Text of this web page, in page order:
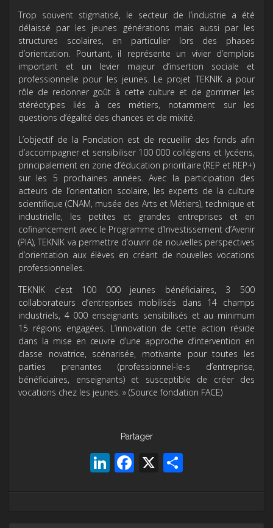
Trop souvent stigmatisé, le secteur de l’industrie a été
délaissé par les jeunes générations mais aussi par les
structures scolaires, en particulier lors des phases
d’orientation. Pourtant, il représente un vivier d’emplois
important et un levier majeur d’insertion sociale et
professionnelle pour les jeunes. Le projet TEKNIK a pour
rôle de redonner goût à cette culture et de gommer les
stéréotypes liés à ces métiers, notamment sur les
questions d’égalité des chances et de mixité.
L’objectif de la Fondation est de recueillir des fonds afin
d’accompagner et sensibiliser 100 000 collégiens et lycéens,
principalement en zone d’éducation prioritaire (REP et REP+)
sur les 5 prochaines années. Avec la participation des
acteurs de l’orientation scolaire, les experts de la culture
scientifique (CNAM, musée des Arts et Métiers), technique et
industrielle, les petites et grandes entreprises et en
cofinancement avec le Programme d’Investissement d’Avenir
(PIA), TEKNIK va permettre d’ouvrir de nouvelles perspectives
d’orientation aux élèves en créant de nouvelles vocations
professionnelles.
TEKNIK c’est 100 000 jeunes bénéficiaires, 3 500
collaborateurs d’entreprises mobilisés dans 14 champs
industriels, 4 000 enseignants sensibilisés et au minimum
15 régions engagées. L’innovation de cette action réside
dans la mise en œuvre d’une approche d’intervention en
classe novatrice, scénarisée, motivante pour toutes les
parties prenantes (professionnel-le-s d’entreprise,
bénéficiaires, enseignants) et susceptible de créer des
vocations chez les jeunes. » (Source fondation FACE)
Partager
LinkedIn
Facebook
X